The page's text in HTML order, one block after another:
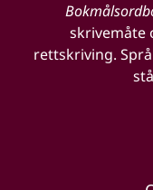
skrivemåte
rettskriving.